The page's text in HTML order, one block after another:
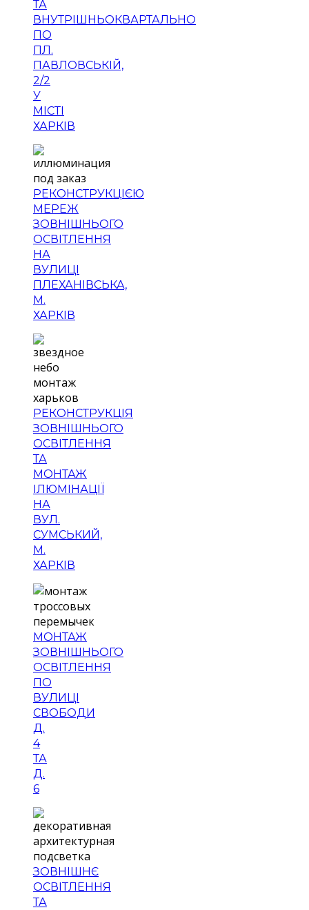
ТА
ВНУТРІШНЬОКВАРТАЛЬНО
ПО
ПЛ.
ПАВЛОВСЬКІЙ,
2/2
У
МІСТІ
ХАРКІВ
РЕКОНСТРУКЦІЄЮ
МЕРЕЖ
ЗОВНІШНЬОГО
ОСВІТЛЕННЯ
НА
ВУЛИЦІ
ПЛЕХАНІВСЬКА,
М.
ХАРКІВ
РЕКОНСТРУКЦІЯ
ЗОВНІШНЬОГО
ОСВІТЛЕННЯ
ТА
МОНТАЖ
ІЛЮМІНАЦІЇ
НА
ВУЛ.
СУМСЬКИЙ,
М.
ХАРКІВ
МОНТАЖ
ЗОВНІШНЬОГО
ОСВІТЛЕННЯ
ПО
ВУЛИЦІ
СВОБОДИ
Д.
4
ТА
Д.
6
ЗОВНІШНЄ
ОСВІТЛЕННЯ
ТА